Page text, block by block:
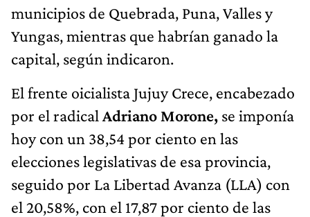
municipios de Quebrada, Puna, Valles y
Yungas, mientras que habrían ganado la
capital, según indicaron.
El frente oicialista Jujuy Crece, encabezado
por el radical Adriano Morone, se imponía
hoy con un 38,54 por ciento en las
elecciones legislativas de esa provincia,
seguido por La Libertad Avanza (LLA) con
el 20,58%, con el 17,87 por ciento de las